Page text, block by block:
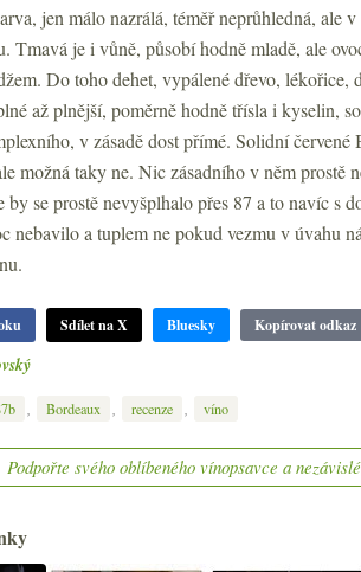
jen málo nazrálá, téměř neprůhledná, ale
Tmavá je i vůně, působí hodně mladě, ale
Do toho dehet, vypálené dřevo,
až plnější, poměrně hodně třísla i kyselin,
v zásadě dost přímé. Solidní červené
možná taky ne. Nic zásadního v něm prostě
by se prostě nevyšplhalo přes 87 a to navíc s
nebavilo a tuplem ne pokud vezmu v úvahu
Sdílet na X Bluesky Kopírovat odkaz
Bordeaux recenze víno
Podpořte svého oblíbeného vínopsavce a